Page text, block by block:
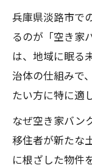
兵庫県淡路市で
るのが「空き家
は、地域に眠る
治体の仕組みで
たい方に特に適
なぜ空き家バン
移住者が新たな
に根ざした物件